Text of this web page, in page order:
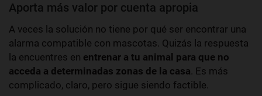
Aporta más valor por cuenta apropia
A veces la solución no tiene por qué ser encontrar una
alarma compatible con mascotas. Quizás la respuesta
la encuentres en entrenar a tu animal para que no
acceda a determinadas zonas de la casa. Es más
complicado, claro, pero sigue siendo factible.